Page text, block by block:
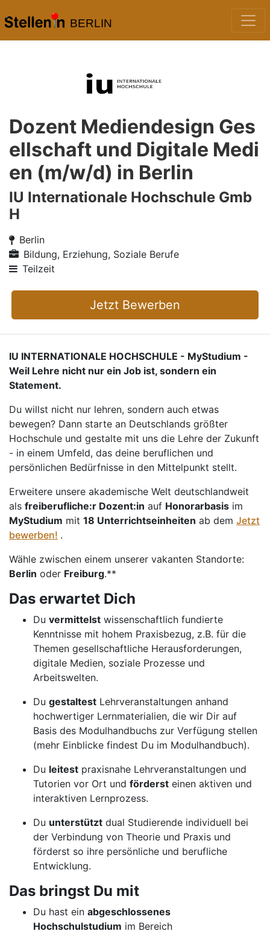
BERLIN
Dozent Mediendesign Ges
ellschaft und Digitale Medi
en (m/w/d) in Berlin
IU Internationale Hochschule Gmb
H
Berlin
Bildung, Erziehung, Soziale Berufe
Teilzeit
Jetzt Bewerben
IU INTERNATIONALE HOCHSCHULE - MyStudium -
Weil Lehre nicht nur ein Job ist, sondern ein
Statement.
Du willst nicht nur lehren, sondern auch etwas
bewegen? Dann starte an Deutschlands größter
Hochschule und gestalte mit uns die Lehre der Zukunft
- in einem Umfeld, das deine beruflichen und
persönlichen Bedürfnisse in den Mittelpunkt stellt.
Erweitere unsere akademische Welt deutschlandweit
als freiberufliche:r Dozent:in auf Honorarbasis im
MyStudium mit 18 Unterrichtseinheiten ab dem Jetzt
bewerben! .
Wähle zwischen einem unserer vakanten Standorte:
Berlin oder Freiburg.**
Das erwartet Dich
Du vermittelst wissenschaftlich fundierte
Kenntnisse mit hohem Praxisbezug, z.B. für die
Themen gesellschaftliche Herausforderungen,
digitale Medien, soziale Prozesse und
Arbeitswelten.
Du gestaltest Lehrveranstaltungen anhand
hochwertiger Lernmaterialien, die wir Dir auf
Basis des Modulhandbuchs zur Verfügung stellen
(mehr Einblicke findest Du im Modulhandbuch).
Du leitest praxisnahe Lehrveranstaltungen und
Tutorien vor Ort und förderst einen aktiven und
interaktiven Lernprozess.
Du unterstützt dual Studierende individuell bei
der Verbindung von Theorie und Praxis und
förderst so ihre persönliche und berufliche
Entwicklung.
Das bringst Du mit
Du hast ein abgeschlossenes
Hochschulstudium im Bereich